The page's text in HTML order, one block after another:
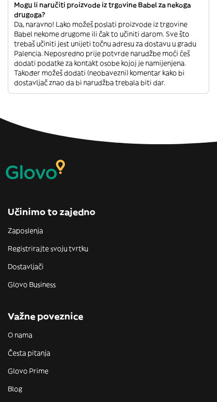
Mogu li naručiti proizvode iz trgovine Babel za nekoga
drugoga?
Da, naravno! Lako možeš poslati proizvode iz trgovine
Babel nekome drugome ili čak to učiniti darom. Sve što
trebaš učiniti jest unijeti točnu adresu za dostavu u gradu
Palencia. Neposredno prije potvrde narudžbe moći ćeš
dodati podatke za kontakt osobe kojoj je namijenjena.
Također možeš dodati (neobavezni) komentar kako bi
dostavljač znao da bi narudžba trebala biti dar.
Učinimo to zajedno
Zaposlenja
Registrirajte svoju tvrtku
Dostavljači
Glovo Business
Važne poveznice
O nama
Česta pitanja
Glovo Prime
Blog